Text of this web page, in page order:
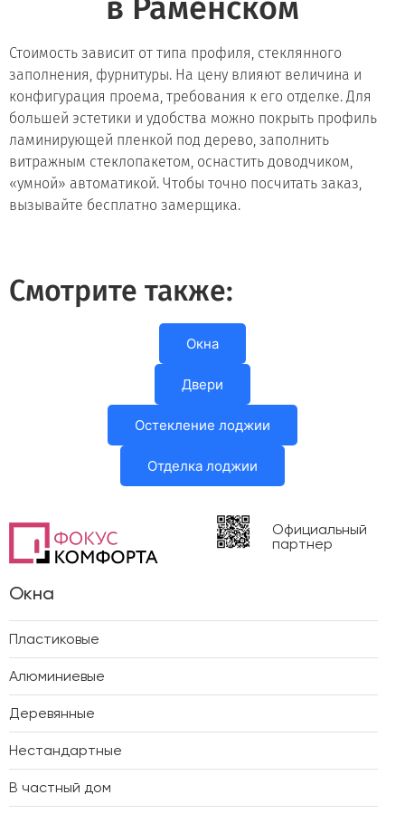
в Раменском
Стоимость зависит от типа профиля, стеклянного
заполнения, фурнитуры. На цену влияют величина и
конфигурация проема, требования к его отделке. Для
большей эстетики и удобства можно покрыть профиль
ламинирующей пленкой под дерево, заполнить
витражным стеклопакетом, оснастить доводчиком,
«умной» автоматикой. Чтобы точно посчитать заказ,
вызывайте бесплатно замерщика.
Смотрите также:
Окна
Двери
Остекление лоджии
Отделка лоджии
Официальный
партнер
Окна
Пластиковые
Алюминиевые
Деревянные
Нестандартные
В частный дом